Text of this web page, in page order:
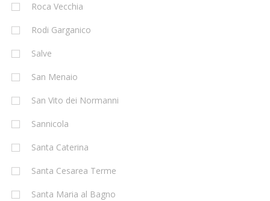
Roca Vecchia
Rodi Garganico
Salve
San Menaio
San Vito dei Normanni
Sannicola
Santa Caterina
Santa Cesarea Terme
Santa Maria al Bagno